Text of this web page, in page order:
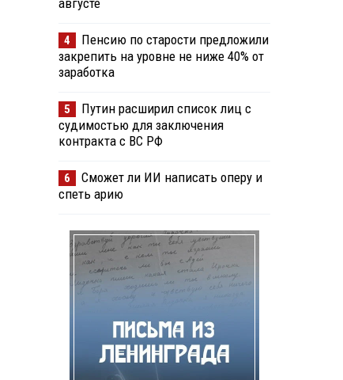
августе
4
Пенсию по старости предложили
закрепить на уровне не ниже 40% от
заработка
5
Путин расширил список лиц с
судимостью для заключения
контракта с ВС РФ
6
Сможет ли ИИ написать оперу и
спеть арию